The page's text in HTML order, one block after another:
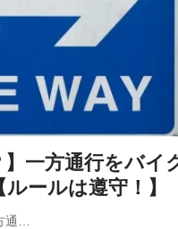
】一方通行をバイ
ールは遵守！】
通…